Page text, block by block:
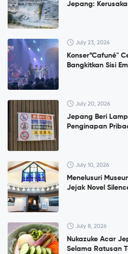
Jepang:
July 23, 2026
Konser”Cafuné"
Bangkitkan Sisi
July 20, 2026
Jepang Beri
Penginapan
July 10, 2026
Menelusuri
Jejak Novel
July 8, 2026
Nukazuke Acar
Selama Ratusan